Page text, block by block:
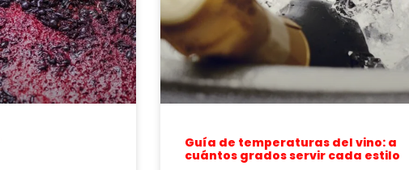
Guía de temperaturas del vino: a
cuántos grados servir cada estilo